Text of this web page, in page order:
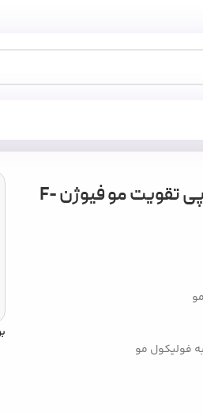
کوکتل مزوتراپی تقویت مو فیوژن F-
فولیکول مو